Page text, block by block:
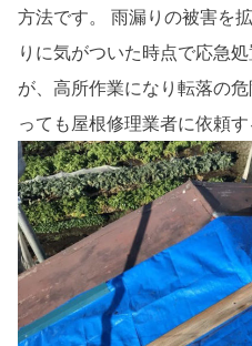
方法です。 雨漏りの被害を
りに気がついた時点で応急
が、高所作業になり転落の
っても屋根修理業者に依頼す